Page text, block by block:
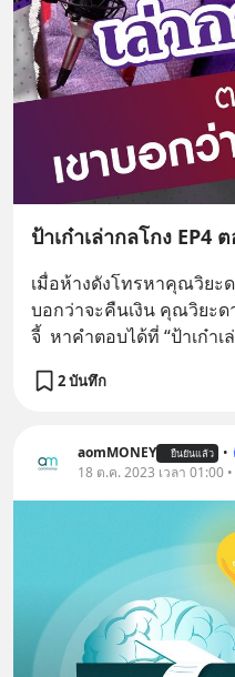
ป้าเก๋าเล่ากลโกง EP4
เมื่อห้างดังโทรหาคุณวิยะ
บอกว่าจะคืนเงิน คุณวิยะด
จี้  หาคำตอบได้ที่ “ป้าเก๋าเ
2 บันทึก
aomMONEY ยืนยันแล้ว •
18 ต.ค. 2023 เวลา 01:00